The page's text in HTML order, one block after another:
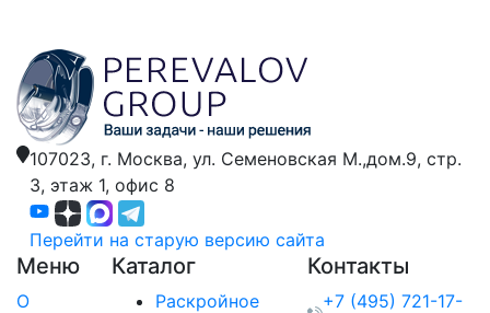
107023, г. Москва, ул. Семеновская М.,дом.9, стр.
3, этаж 1, офис 8
Перейти на старую версию сайта
Меню
О
Каталог
Раскройное
Контакты
+7 (495) 721-17-